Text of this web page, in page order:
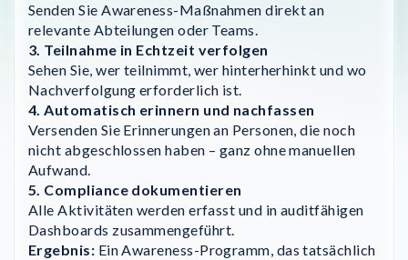
Senden Sie Awareness-Maßnahmen direkt an
relevante Abteilungen oder Teams.
3. Teilnahme in Echtzeit verfolgen
Sehen Sie, wer teilnimmt, wer hinterherhinkt und wo
Nachverfolgung erforderlich ist.
4. Automatisch erinnern und nachfassen
Versenden Sie Erinnerungen an Personen, die noch
nicht abgeschlossen haben – ganz ohne manuellen
Aufwand.
5. Compliance dokumentieren
Alle Aktivitäten werden erfasst und in auditfähigen
Dashboards zusammengeführt.
Ergebnis: Ein Awareness-Programm, das tatsächlich